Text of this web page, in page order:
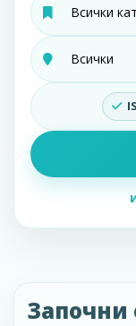
Започни